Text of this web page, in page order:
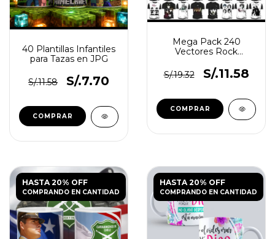
40 Plantillas Infantiles
para Tazas en JPG
S/.11.58 S/.7.70
Mega Pack 240
Vectores Rock
Vinilo
S/.19.32 S/.11.58
HASTA 20% OFF
COMPRANDO EN CANTIDAD
HASTA 20% OFF
COMPRANDO EN CANTIDAD